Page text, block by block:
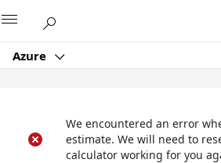
Azure
We encountered an error
estimate. We will need to
calculator working for you